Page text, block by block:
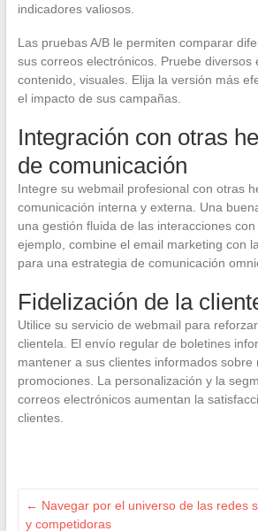
indicadores valiosos.
Las pruebas A/B le permiten comparar
sus correos electrónicos. Pruebe diversos
contenido, visuales. Elija la versión más
el impacto de sus campañas.
Integración con otras
de comunicación
Integre su webmail profesional con otras
comunicación interna y externa. Una
una gestión fluida de las interacciones
ejemplo, combine el email marketing con
para una estrategia de comunicación
Fidelización de la
Utilice su servicio de webmail para
clientela. El envío regular de boletines
mantener a sus clientes informados sobre
promociones. La personalización y la
correos electrónicos aumentan la
clientes.
← Navegar por el universo de las redes
y competidoras